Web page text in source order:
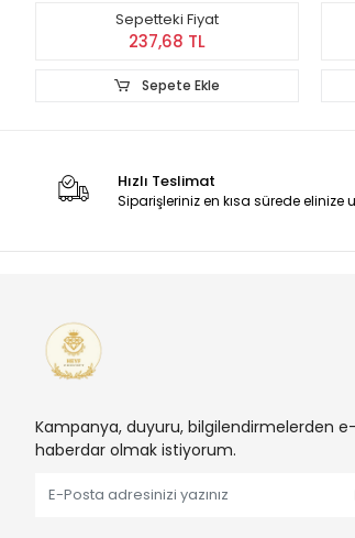
Sepetteki Fiyat
237,68 TL
Sepete Ekle
Hızlı Teslimat
Siparişleriniz en kısa sürede elinize
Kampanya, duyuru, bilgilendirmelerden
haberdar olmak istiyorum.